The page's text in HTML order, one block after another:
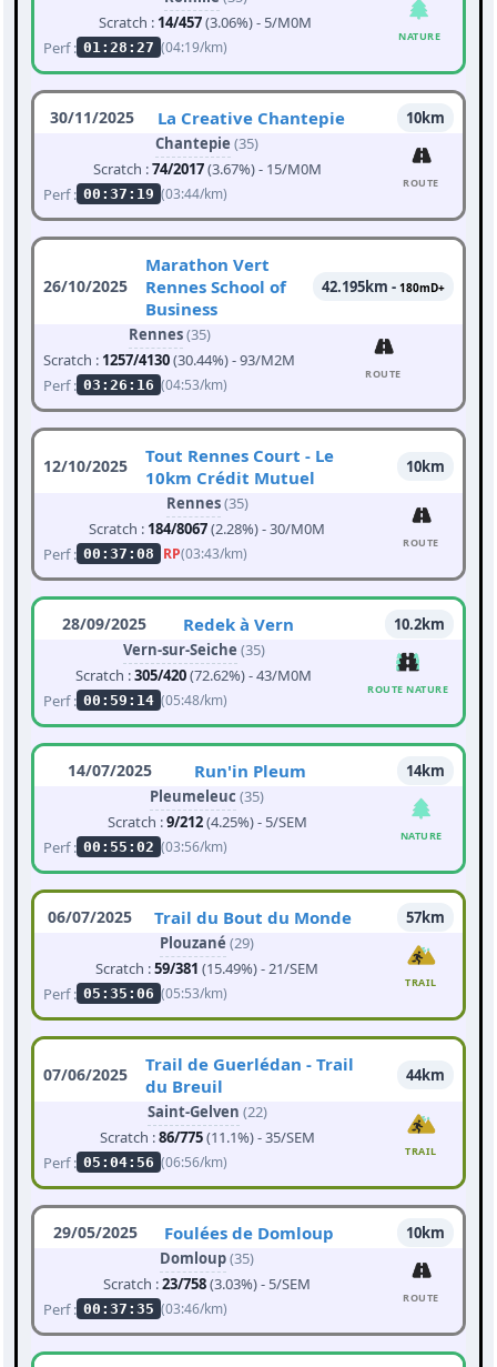
Scratch : 14/457(3.06%) - 5/M0M
Perf : 01:28:27 (04:19/km)
NATURE
30/11/2025 La Creative Chantepie
10km
Chantepie (35)
Scratch :74/2017(3.67%) - 15/M0M
Perf : 00:37:19 (03:44/km)
ROUTE
26/10/2025
Marathon Vert
Rennes School of
Business
42.195km - 180mD+
Rennes(35)
Scratch : 1257/4130(30.44%) - 93/M2M
Perf : 03:26:16 (04:53/km)
ROUTE
12/10/2025
Tout Rennes Court - Le
10km Crédit Mutuel
10km
Rennes(35)
Scratch : 184/8067(2.28%) - 30/M0M
Perf : 00:37:08 RP(03:43/km)
ROUTE
28/09/2025 Redek à Vern
10.2km
Vern-sur-Seiche (35)
Scratch :305/420(72.62%) - 43/M0M
Perf : 00:59:14 (05:48/km)
ROUTE NATURE
14/07/2025 Run'in Pleum
14km
Pleumeleuc (35)
Scratch :9/212(4.25%) - 5/SEM
Perf : 00:55:02 (03:56/km)
NATURE
06/07/2025 Trail du Bout du Monde
57km
Plouzané (29)
Scratch :59/381 (15.49%) - 21/SEM
Perf : 05:35:06 (05:53/km)
TRAIL
07/06/2025
Trail de Guerlédan - Trail
du Breuil
44km
Saint-Gelven (22)
Scratch :86/775(11.1%) - 35/SEM
Perf : 05:04:56 (06:56/km)
TRAIL
29/05/2025 Foulées de Domloup
10km
Domloup(35)
Scratch :23/758(3.03%) - 5/SEM
Perf : 00:37:35 (03:46/km)
ROUTE